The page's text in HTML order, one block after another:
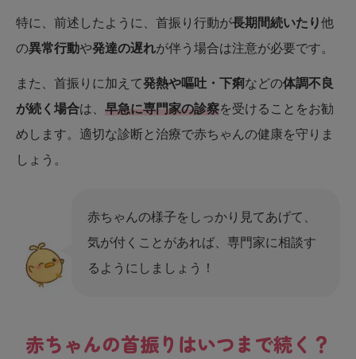
特に、前述したように、首振り行動が長期間続いたり他
の異常行動や発達の遅れが伴う場合は注意が必要です。
また、首振りに加えて発熱や嘔吐・下痢などの体調不良
が続く場合は、 早急に専門家の診察を受けることをお勧
めします。適切な診断と治療で赤ちゃんの健康を守りま
しょう。
赤ちゃんの様子をしっかり見てあげて、
気が付くことがあれば、専門家に相談す
るようにしましょう！
赤ちゃんの首振りはいつまで続く？